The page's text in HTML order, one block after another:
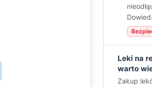
Leki na
warto
Zakup